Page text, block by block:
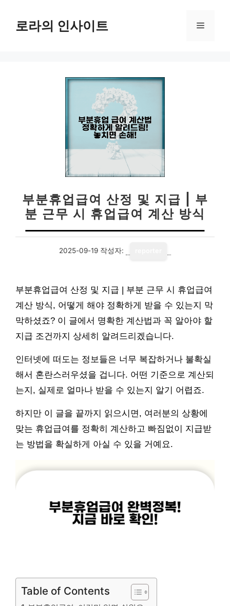
로라의 인사이트 메
부분휴업급여 산정 및 지급 | 부
분 근무 시 휴업급여 계산 방식
2025-09-19 작성자:
부분휴업급여 산정 및 지급 | 부분 근무 시 휴업급여
계산 방식, 어떻게 해야 정확하게 받을 수 있는지 막
막하셨죠? 이 글에서 명확한 계산법과 꼭 알아야 할
지급 조건까지 상세히 알려드리겠습니다.
인터넷에 떠도는 정보들은 너무 복잡하거나 불확실
해서 혼란스러우셨을 겁니다. 어떤 기준으로 계산되
는지, 실제로 얼마나 받을 수 있는지 알기 어렵죠.
하지만 이 글을 끝까지 읽으시면, 여러분의 상황에
맞는 휴업급여를 정확히 계산하고 빠짐없이 지급받
는 방법을 확실하게 아실 수 있을 거예요.
Table of Contents